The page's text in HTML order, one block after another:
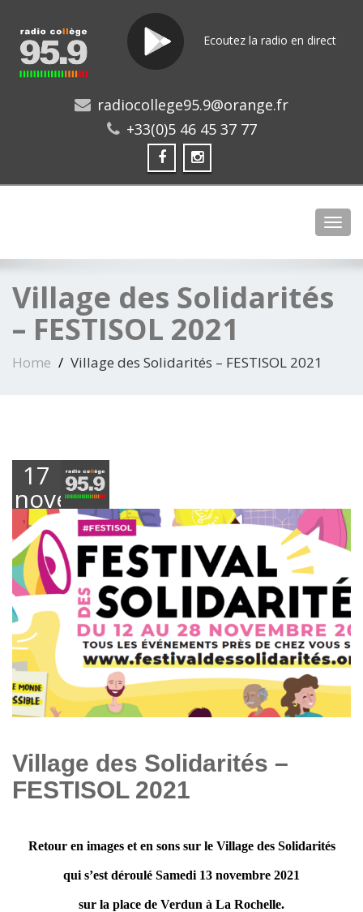
Ecoutez la radio en direct
radiocollege95.9@orange.fr
+33(0)5 46 45 37 77
Village des Solidarités
– FESTISOL 2021
Home Village des Solidarités – FESTISOL 2021
17
novembre
2021
Village des Solidarités –
FESTISOL 2021
Retour en images et en sons sur le Village des Solidarités
qui s’est déroulé Samedi 13 novembre 2021
sur la place de Verdun à La Rochelle.